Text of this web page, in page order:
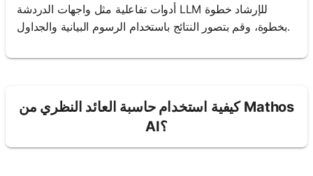
أدوات تفاعلية مثل واجهات الدردشة LLM للإرشاد خطوة
بخطوة، وقم بتصور النتائج باستخدام الرسوم البيانية والجداول.
كيفية استخدام حاسبة العائد النظري من Mathos
AI؟